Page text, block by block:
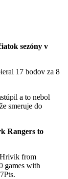
sezóny v
17 bodov za 8
a to nebol
smeruje do
Rangers to
from
games with